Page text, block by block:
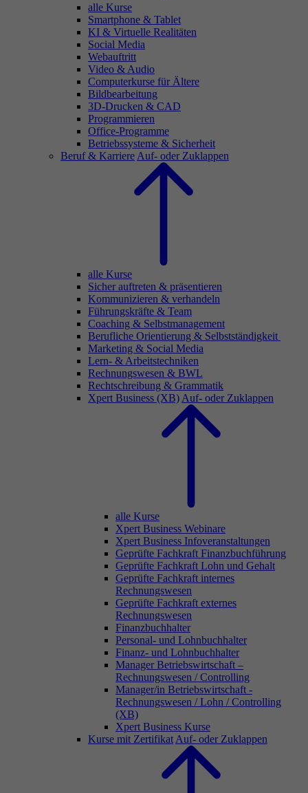
alle Kurse
Smartphone & Tablet
KI & Virtuelle Realitäten
Social Media
Webauftritt
Video & Audio
Computerkurse für Ältere
Bildbearbeitung
3D-Drucken & CAD
Programmieren
Office-Programme
Betriebssysteme & Sicherheit
Beruf & Karriere Auf- oder Zuklappen
alle Kurse
Sicher auftreten & präsentieren
Kommunizieren & verhandeln
Führungskräfte & Team
Coaching & Selbstmanagement
Berufliche Orientierung & Selbstständigkeit
Marketing & Social Media
Lern- & Arbeitstechniken
Rechnungswesen & BWL
Rechtschreibung & Grammatik
Xpert Business (XB) Auf- oder Zuklappen
alle Kurse
Xpert Business Webinare
Xpert Business Infoveranstaltungen
Geprüfte Fachkraft Finanzbuchführung
Geprüfte Fachkraft Lohn und Gehalt
Geprüfte Fachkraft internes
Rechnungswesen
Geprüfte Fachkraft externes
Rechnungswesen
Finanzbuchhalter
Personal- und Lohnbuchhalter
Finanz- und Lohnbuchhalter
Manager Betriebswirtschaft –
Rechnungswesen / Controlling
Manager/in Betriebswirtschaft -
Rechnungswesen / Lohn / Controlling
(XB)
Xpert Business Kurse
Kurse mit Zertifikat Auf- oder Zuklappen